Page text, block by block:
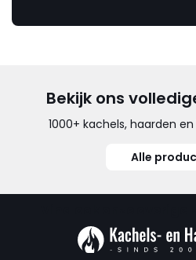
Bekijk ons
1000+ kachels, haarden
Alle